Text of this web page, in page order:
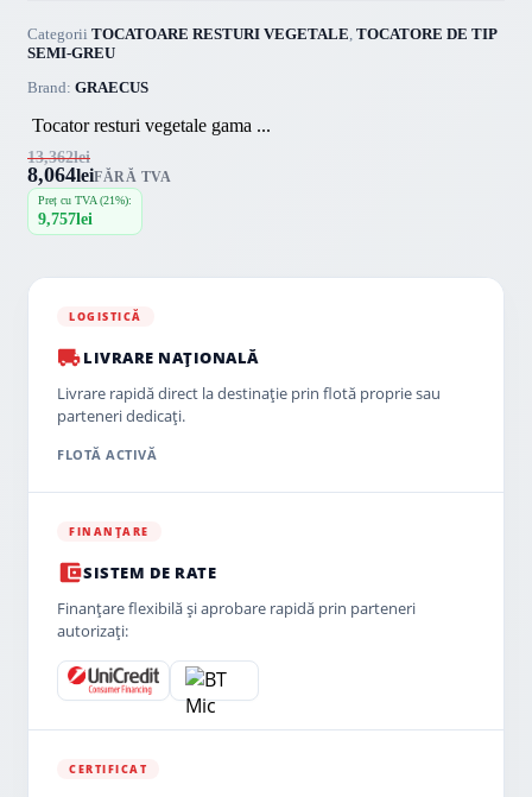
Categorii TOCATOARE RESTURI VEGETALE, TOCATORE DE TIP
SEMI-GREU
Brand: GRAECUS
Tocator resturi vegetale gama ...
13,362lei
8,064leiFĂRĂ TVA
Preț cu TVA (21%):
9,757lei
LOGISTICĂ
LIVRARE NAȚIONALĂ
Livrare rapidă direct la destinație prin flotă proprie sau
parteneri dedicați.
FLOTĂ ACTIVĂ
FINANȚARE
SISTEM DE RATE
Finanțare flexibilă și aprobare rapidă prin parteneri
autorizați:
CERTIFICAT